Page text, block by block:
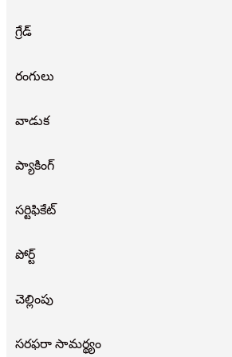
గ్రేడ్
రంగులు
వాడుక
ప్యాకింగ్
సర్టిఫికేట్
పోర్ట్
చెల్లింపు
సరఫరా సామర్థ్యం